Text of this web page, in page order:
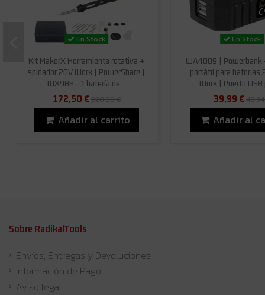
En Stock
Kit MakerX Herramienta rotativa +
soldador 20V Worx | PowerShare |
WX988 - 1 batería de...
172,50 €228,69 €
Añadir al carrito
En Stock
WA4009 | Powerbank
portátil para baterías
Worx | Puerto USB
39,99 €
Añadir al
Sobre RadikalTools
Envíos, Entregas y Devoluciones
Información de Pago
Aviso legal